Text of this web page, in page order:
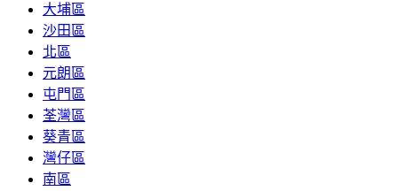
大埔區
沙田區
北區
元朗區
屯門區
荃灣區
葵青區
灣仔區
南區